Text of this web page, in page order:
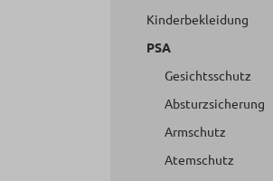
Kinderbekleidung
PSA
Gesichtsschutz
Absturzsicherung
Armschutz
Atemschutz